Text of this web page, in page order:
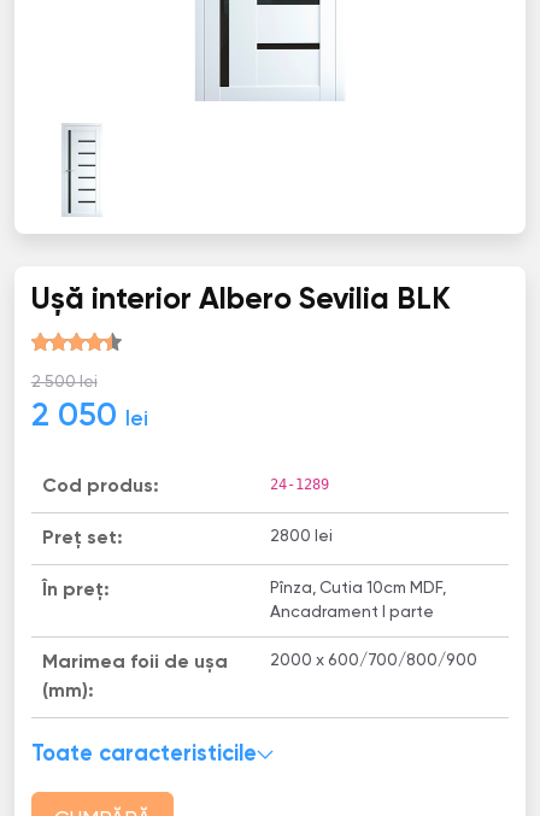
Ușă interior Albero Sevilia BLK
2 500 lei
2 050 lei
Cod produs: 24-1289
Preț set: 2800 lei
În preț:
Pînza, Cutia 10cm MDF,
Ancadrament I parte
Marimea foii de ușa
(mm):
2000 x 600/700/800/900
Toate caracteristicile